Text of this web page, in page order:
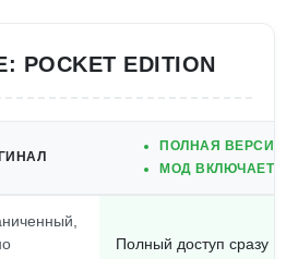
POCKET EDITION
ПОЛНАЯ
МОД ВКЛЮЧАЕТ
Полный доступ сразу